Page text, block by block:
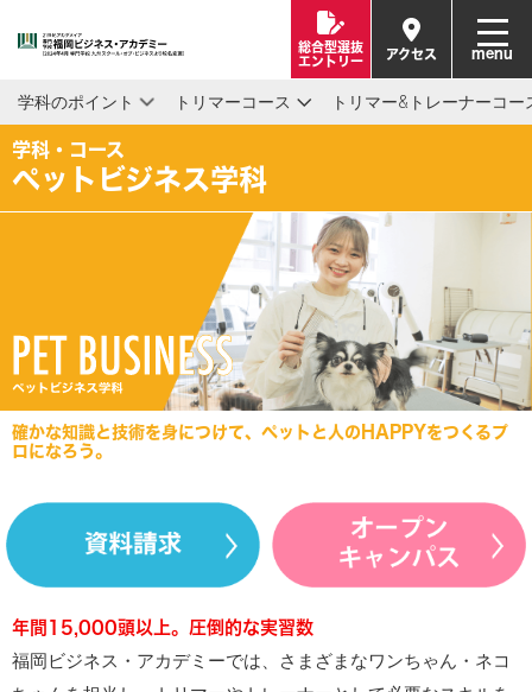
総合型選抜
エントリー
アクセス menu
学科のポイント トリマーコース トリマー&トレーナーコー
学科・コース
ペットビジネス学科
確かな知識と技術を身につけて、ペットと人のHAPPYをつくるプ
ロになろう。
年間15,000頭以上。圧倒的な実習数
福岡ビジネス・アカデミーでは、さまざまなワンちゃん・ネコ